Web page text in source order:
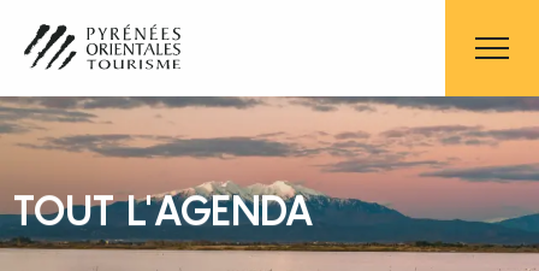
contenu
principal
TOUT L'AGENDA